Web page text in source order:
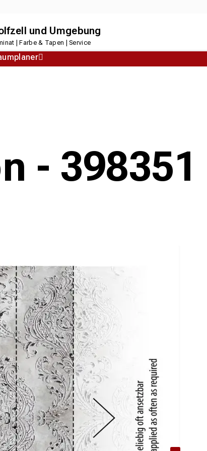
und Umgebung
| Farbe & Tapen | Service
- 398351